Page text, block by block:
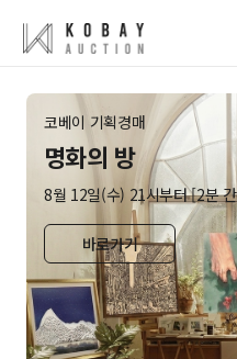
코베이 기획경매
명화의 방
8월 12일(수) 21시부터 [2분
바로가기